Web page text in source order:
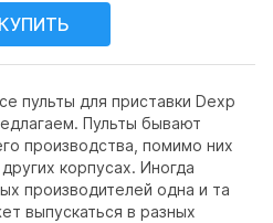
пульты для приставки Dexp
Пульты бывают
производства, помимо них
корпусах. Иногда
производителей одна и та
выпускаться в разных